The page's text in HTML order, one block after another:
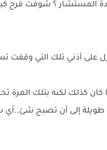
المستشار ؟ شوفت فرح
على أذني تلك التي وقفت
كذلك لكنه بتلك المرة
طويلة إلى أن تصبح شئ..أي